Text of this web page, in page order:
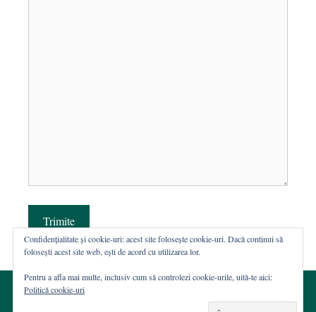
Trimite
Confidențialitate și cookie-uri: acest site folosește cookie-uri. Dacă continui să
folosești acest site web, ești de acord cu utilizarea lor.
Pentru a afla mai multe, inclusiv cum să controlezi cookie-urile, uită-te aici:
Politică cookie-uri